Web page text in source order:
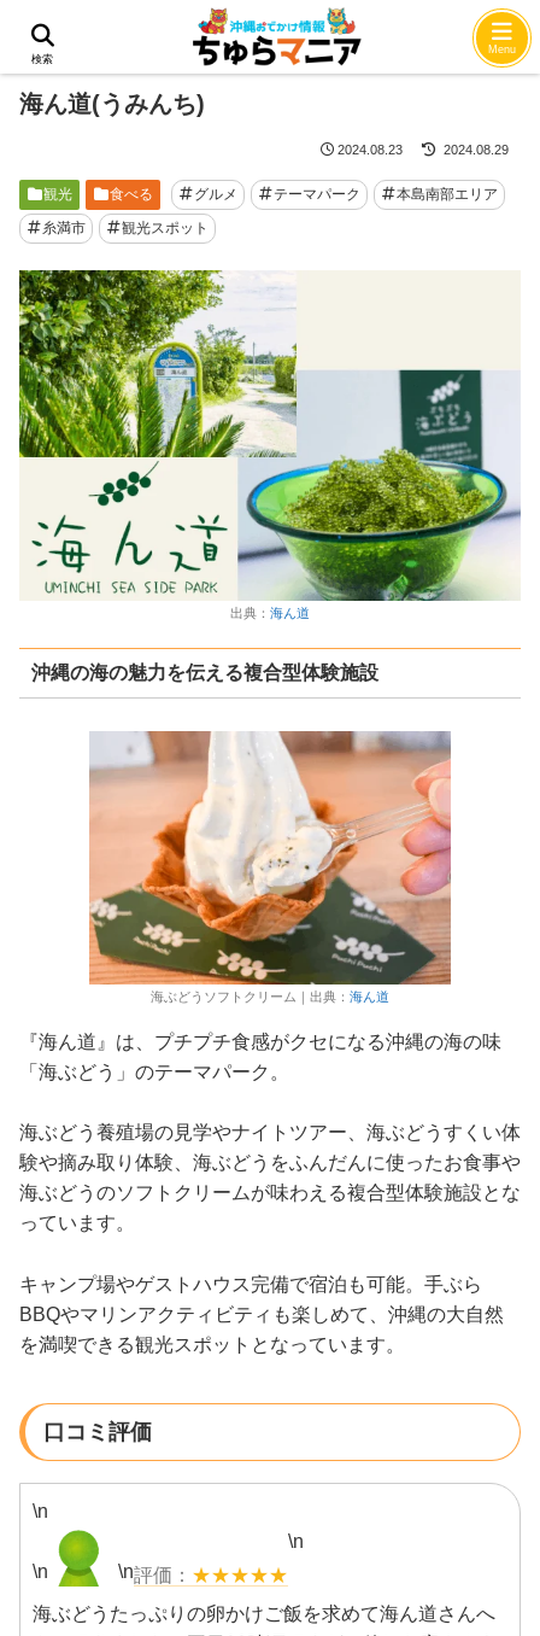
観光
海ん道(うみんち)
2024.08.23 2024.08.29
観光 食べる グルメ テーマパーク
本島南部エリア
糸満市
観光スポット
出典： 海ん道
沖縄の海の魅力を伝える複合型体験施設
海ぶどうソフトクリーム｜出典： 海ん道
『海ん道』は、プチプチ食感がクセになる沖縄の海の味
「海ぶどう」のテーマパーク。
海ぶどう養殖場の見学やナイトツアー、海ぶどうすくい体
験や摘み取り体験、海ぶどうをふんだんに使ったお食事や
海ぶどうのソフトクリームが味わえる複合型体験施設とな
っています。
キャンプ場やゲストハウス完備で宿泊も可能。手ぶら
BBQやマリンアクティビティも楽しめて、沖縄の大自然
を満喫できる観光スポットとなっています。
口コミ評価
\n
\n \n ★★★★★
\n
海ぶどうたっぷりの卵かけご飯を求めて海ん道さんへ
検索
Menu